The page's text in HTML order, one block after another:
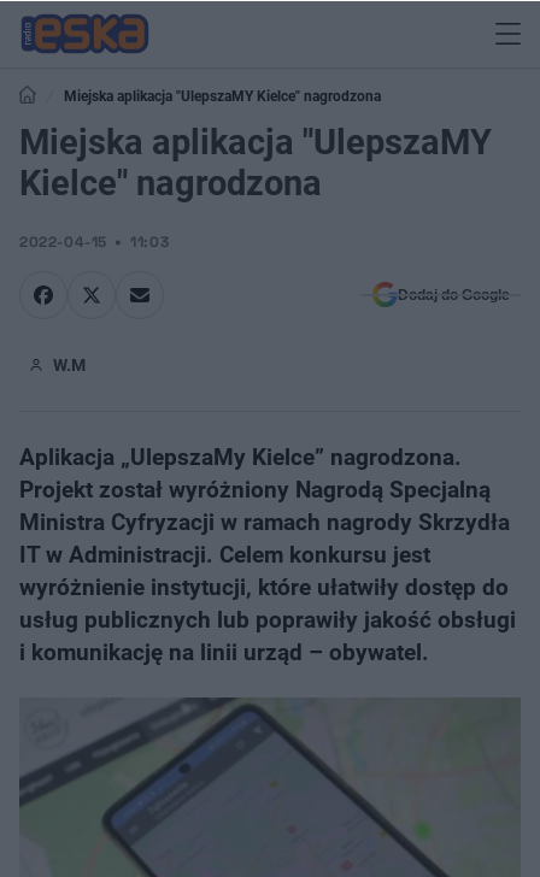
Miejska aplikacja "UlepszaMY Kielce" nagrodzona
Miejska aplikacja "UlepszaMY
Kielce" nagrodzona
2022-04-15 11:03
Dodaj do Google
W.M
​Aplikacja „UlepszaMy Kielce” nagrodzona.
Projekt został wyróżniony Nagrodą Specjalną
Ministra Cyfryzacji w ramach nagrody Skrzydła
IT w Administracji. Celem konkursu jest
wyróżnienie instytucji, które ułatwiły dostęp do
usług publicznych lub poprawiły jakość obsługi
i komunikację na linii urząd – obywatel.